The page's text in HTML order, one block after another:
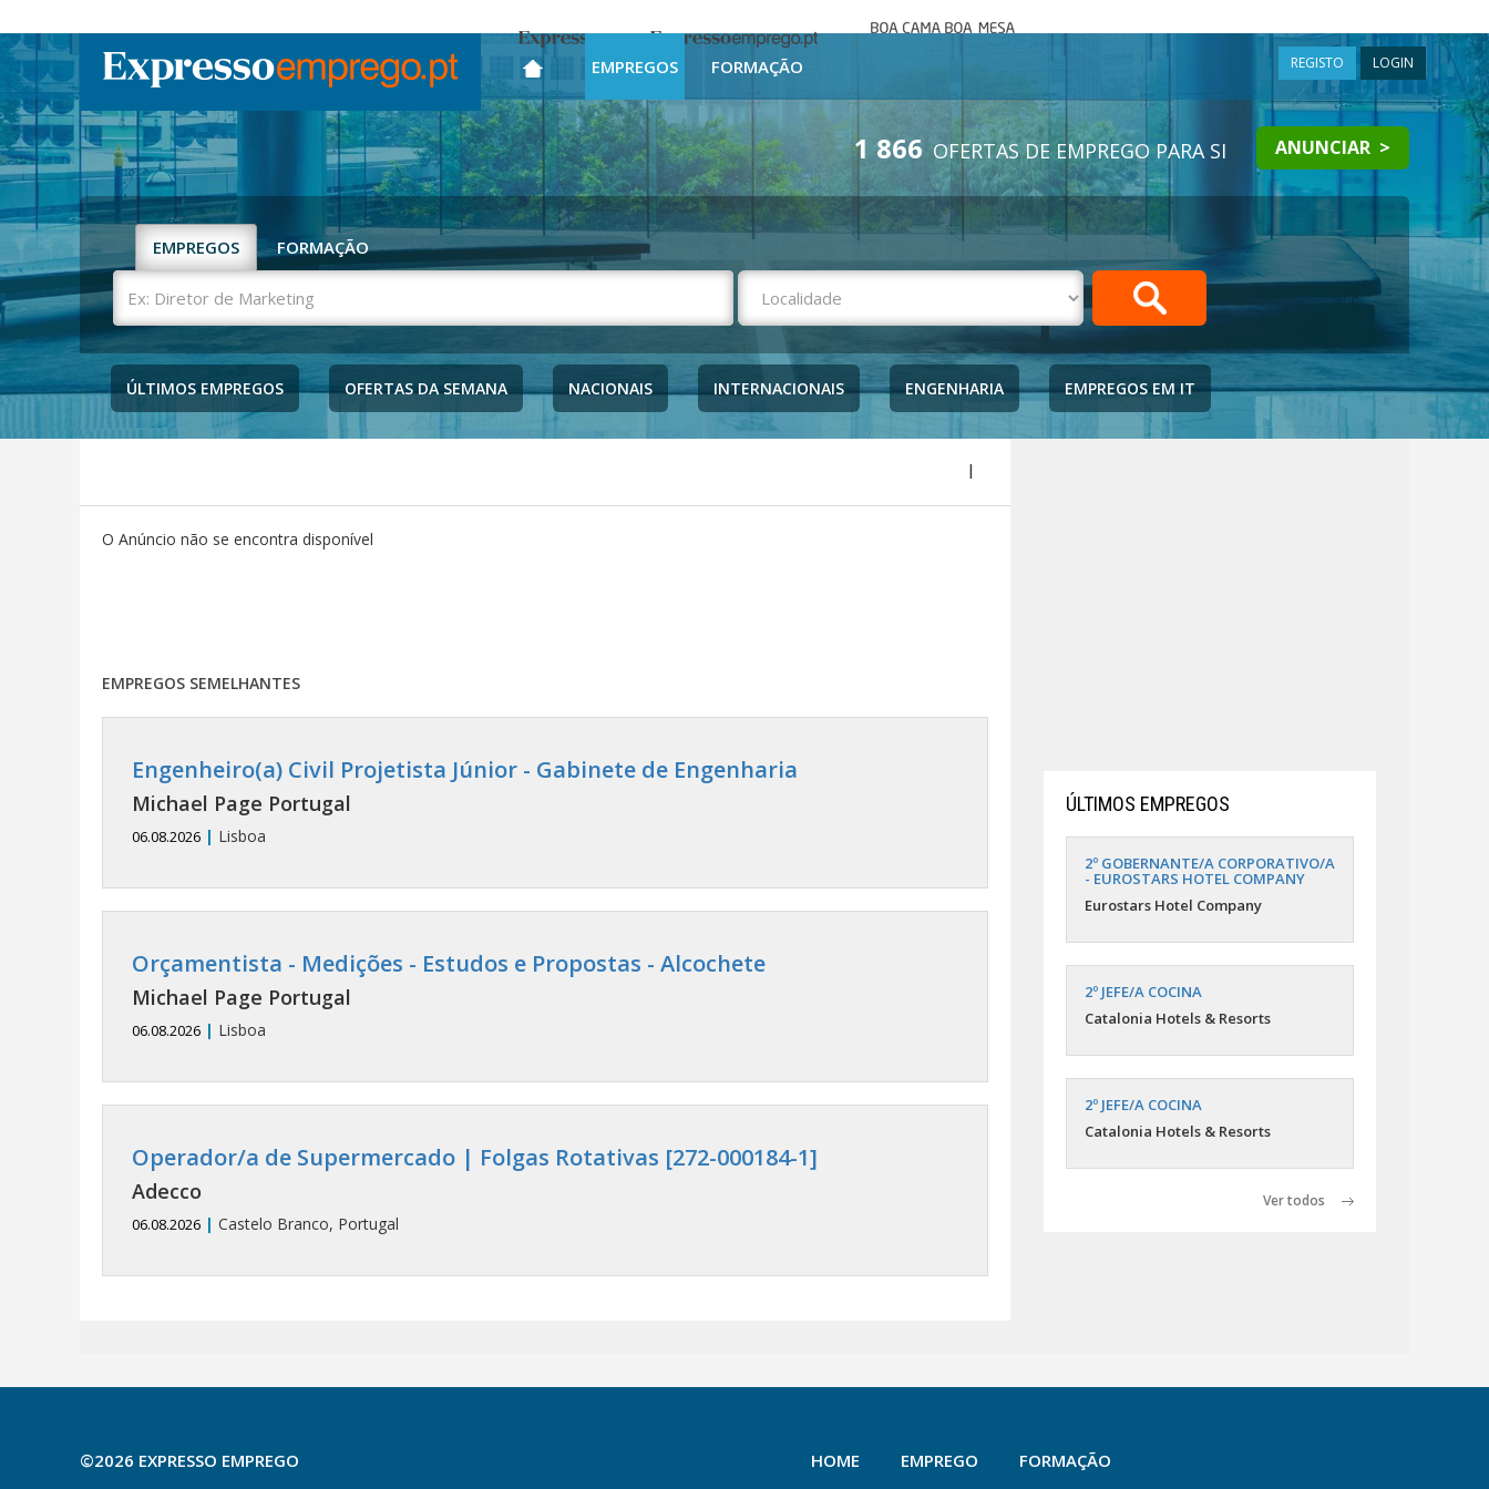
Expresso Expresso Emprego
mesa
EMPREGOS FORMAÇÃO REGISTO LOGIN
1 866 OFERTAS DE EMPREGO PARA SI ANUNCIAR >
EMPREGOS FORMAÇÃO
Ex:
Diretor
de
ÚLTIMOS EMPREGOS
OFERTAS DA SEMANA NACIONAIS INTERNACIONAIS ENGENHARIA EMPREGOS EM IT
|
O Anúncio não se encontra disponível
EMPREGOS SEMELHANTES
Engenheiro(a) Civil Projetista Júnior - Gabinete de Engenharia
Michael Page Portugal
06.08.2026 | Lisboa
Orçamentista - Medições - Estudos e Propostas - Alcochete
Michael Page Portugal
06.08.2026 | Lisboa
Operador/a de Supermercado | Folgas Rotativas [272-000184-1]
Adecco
06.08.2026 | Castelo Branco, Portugal
ÚLTIMOS EMPREGOS
2º GOBERNANTE/A CORPORATIVO/A
- EUROSTARS HOTEL COMPANY
Eurostars Hotel Company
2º JEFE/A COCINA
Catalonia Hotels & Resorts
2º JEFE/A COCINA
Catalonia Hotels & Resorts
Ver todos
©2026 EXPRESSO EMPREGO HOME EMPREGO FORMAÇÃO